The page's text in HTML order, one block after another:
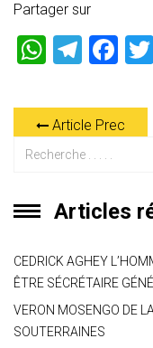
Partager sur
W
at
s
A
p
p
T
e
gr
a
m
F
ce
b
Article Prec
Articles
CEDRICK AGHEY
ÊTRE SÉCRÉTAIRE
VERON MOSENGO DE
SOUTERRAINES